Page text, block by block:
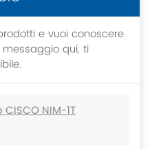
e vuoi conoscere
qui, ti
NIM-1T